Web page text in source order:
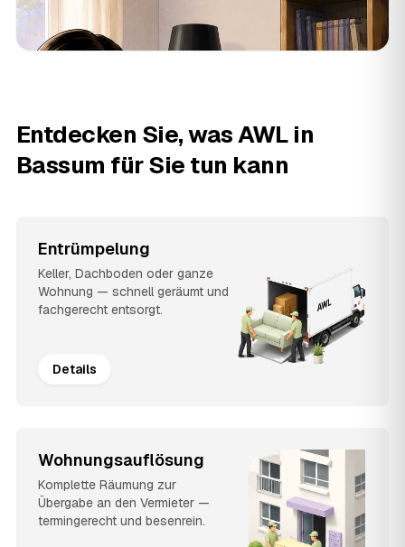
Entdecken Sie, was AWL in
Bassum für Sie tun kann
Entrümpelung
Keller, Dachboden oder ganze
Wohnung — schnell geräumt und
fachgerecht entsorgt.
Details
Wohnungsauflösung
Komplette Räumung zur
Übergabe an den Vermieter —
termingerecht und besenrein.